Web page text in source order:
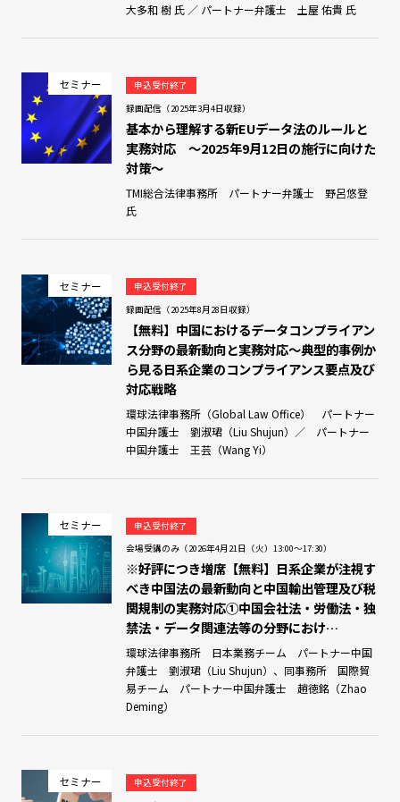
大多和 樹 氏 ／ パートナー弁護士 土屋 佑貴 氏
セミナー
申込受付終了
録画配信（2025年3月4日収録）
基本から理解する新EUデータ法のルールと
実務対応 ～2025年9月12日の施行に向けた
対策～
TMI総合法律事務所 パートナー弁護士 野呂悠登
氏
セミナー
申込受付終了
録画配信（2025年8月28日収録）
【無料】中国におけるデータコンプライアン
ス分野の最新動向と実務対応～典型的事例か
ら見る日系企業のコンプライアンス要点及び
対応戦略
環球法律事務所（Global Law Office） パートナー
中国弁護士 劉淑珺（Liu Shujun）／ パートナー
中国弁護士 王芸（Wang Yi）
セミナー
申込受付終了
会場受講のみ（2026年4月21日（火）13:00～17:30）
※好評につき増席【無料】日系企業が注視す
べき中国法の最新動向と中国輸出管理及び税
関規制の実務対応➀中国会社法・労働法・独
禁法・データ関連法等の分野におけ…
環球法律事務所 日本業務チーム パートナー中国
弁護士 劉淑珺（Liu Shujun）、同事務所 国際貿
易チーム パートナー中国弁護士 趙徳銘（Zhao
Deming）
セミナー
申込受付終了